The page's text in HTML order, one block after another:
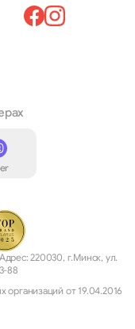
220030, г.Минск, ул.
88
организаций от 19.04.2016